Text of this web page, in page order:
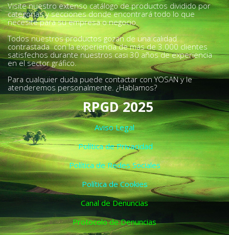
Visite nuestro extenso catálogo de productos dividido por
categorías y secciones donde encontrará todo lo que
necesite para su empresa o negocio.
Todos nuestros productos gozan de una calidad
contrastada con la experiencia de más de 3.000 clientes
satisfechos durante nuestros casi 30 años de experiencia
en el sector gráfico.
Para cualquier duda puede contactar con YOSAN y le
atenderemos personalmente. ¿Hablamos?
RPGD 2025
Aviso Legal
Política de Privacidad
Política de Redes Sociales
Política de Cookies
Canal de Denuncias
Protocolo de Denuncias